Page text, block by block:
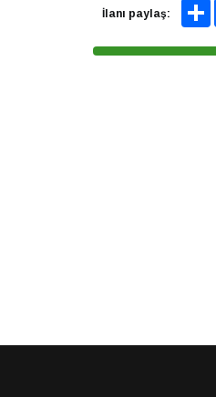
İlanı paylaş: